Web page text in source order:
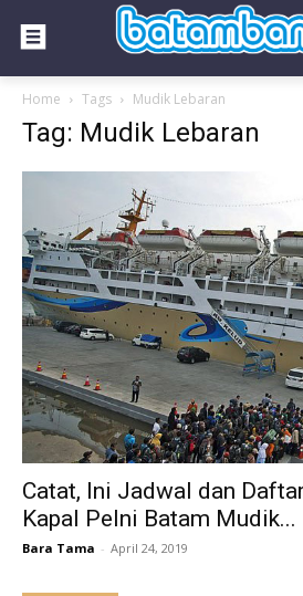
Home Tags Mudik Lebaran
Tag: Mudik Lebaran
Catat, Ini Jadwal dan
Kapal Pelni Batam Mudik...
Bara Tama - April 24, 2019